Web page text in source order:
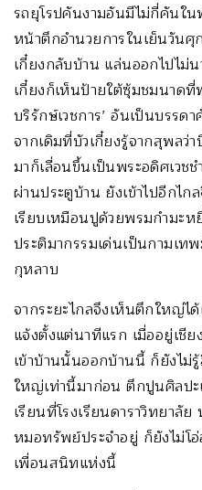
รถยุโรปคันงามอันมีไม่กี่คันใ
หน้าตึกอำนวยการในเย็นวันศุ
เกี๋ยงกลับบ้าน แล่นออกไปไม่
เกี๋ยงก็เห็นป้ายใต้ซุ้มชมนาดที่
บริรักษ์เวชการ’ อันเป็นบรรด
จากเดิมที่บัวเกี๋ยงรู้จากสุพลว่
มาก็เลื่อนขึ้นเป็นพระอดิศเวช
ผ่านประตูบ้าน ยังเข้าไปอีกไ
เรียบเหมือนปูด้วยพรมกำมะ
ประติมากรรมเด่นเป็นกามเท
กุหลาบ
จากระยะไกลจึงเห็นตึกใหญ่ไ
แจ้งตั้งแต่นาทีแรก เมื่ออยู่เชี
เข้าบ้านนั้นออกบ้านนี้ ก็ยังไม่
ใหญ่เท่านี้มาก่อน ตึกปูนศิลป
เรียนที่โรงเรียนดาราวิทยาลั
หมอทรัพย์ประจำอยู่ ก็ยังไม่โอ่
เพื่อนสนิทแห่งนี้